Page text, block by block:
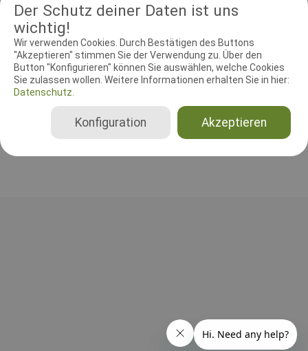
Der Schutz deiner Daten ist uns
wichtig!
Wir verwenden Cookies. Durch Bestätigen des Buttons
"Akzeptieren" stimmen Sie der Verwendung zu. Über den
Button "Konfigurieren" können Sie auswählen, welche Cookies
Sie zulassen wollen. Weitere Informationen erhalten Sie in hier:
Datenschutz.
Akzeptieren
Konfiguration
RICHTER UND HELFER
Richter
Helmut Buss